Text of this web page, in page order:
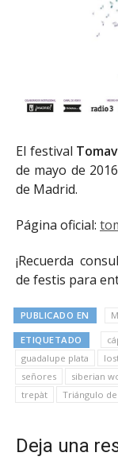
El festival
de mayo de
de Madrid.
Página oficial:
¡Recuerda
de festis para
PUBLICADO EN
ETIQUETADO
guadalupe plata
señores
siberian
trepàt
Triángulo
Deja una